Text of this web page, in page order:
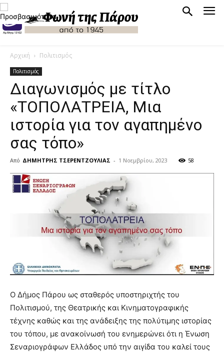
Αρχική Πολιτισμός
Πολιτισμός
Διαγωνισμός με τίτλο
«ΤΟΠΟΛΑΤΡΕΙΑ, Μια
ιστορία για τον αγαπημένο
σας τόπο»
Από ΔΗΜΗΤΡΗΣ ΤΣΕΡΕΝΤΖΟΥΛΙΑΣ - 1 Νοεμβρίου, 2023 58
Ο Δήμος Πάρου ως σταθερός υποστηριχτής του
Πολιτισμού, της Θεατρικής και Κινηματογραφικής
τέχνης καθώς και της ανάδειξης της πολύτιμης ιστορίας
του τόπου, με ανακοίνωσή του ενημερώνει ότι η Ένωση
Σεναριογράφων Ελλάδος υπό την αιγίδα του καλεί τους